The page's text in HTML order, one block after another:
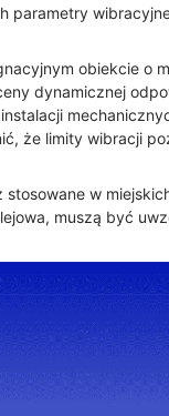
wibracyjne
obiekcie o
dynamicznej
że limity wibracji
w
muszą być